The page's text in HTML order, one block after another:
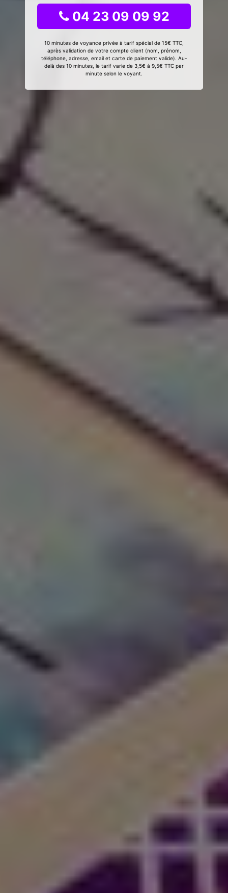
04 23 09 09 92
10 minutes de voyance privée à tarif spécial de 15€ TTC,
après validation de votre compte client (nom, prénom,
téléphone, adresse, email et carte de paiement valide). Au-
delà des 10 minutes, le tarif varie de 3,5€ à 9,5€ TTC par
minute selon le voyant.